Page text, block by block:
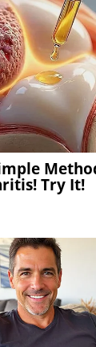
Try It!